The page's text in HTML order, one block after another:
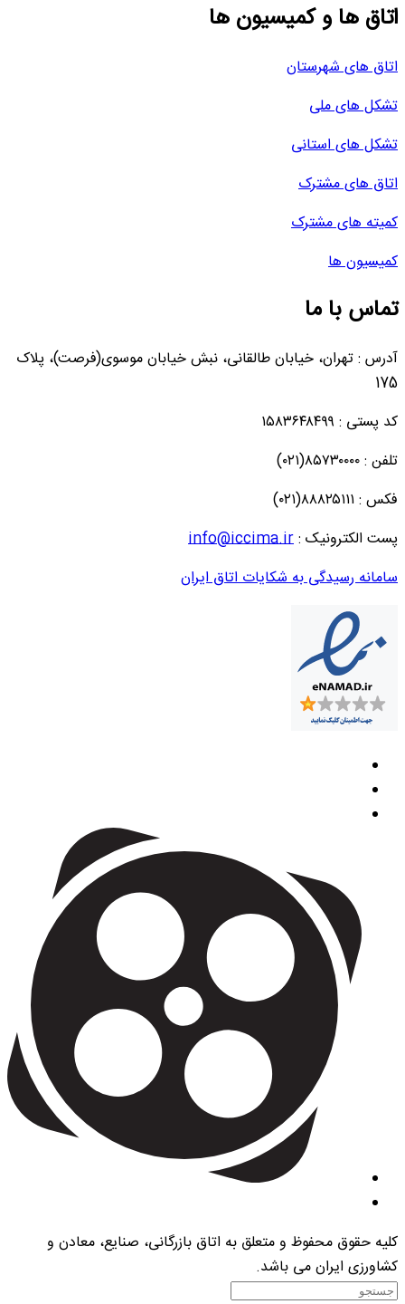
اتاق ها و کمیسیون ها
اتاق های شهرستان
تشکل های ملی
تشکل های استانی
اتاق های مشترک
کمیته های مشترک
کمیسیون ها
تماس با ما
آدرس : تهران، خیابان طالقانی، نبش خیابان موسوی(فرصت)، پلاک
175
کد پستی : ۱۵۸۳۶۴۸۴۹۹
تلفن : ۸۵۷۳۰۰۰۰(۰۲۱)
فکس : ۸۸۸۲۵۱۱۱(۰۲۱)
پست الکترونیک :info@iccima.ir
سامانه رسیدگی به شکایات اتاق ایران
کلیه حقوق محفوظ و متعلق به اتاق بازرگانی، صنایع، معادن و
کشاورزی ایران می باشد.